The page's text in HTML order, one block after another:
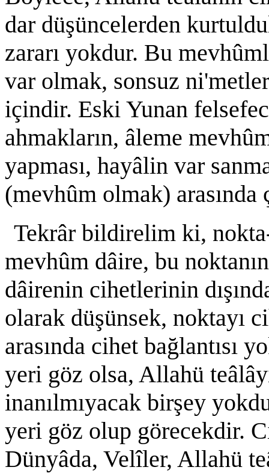
dar düşüncelerden
zararı yokdur. Bu
var olmak, sonsuz
içindir. Eski Yunan
ahmakların, âleme
yapması, hayâlin var
(mevhûm olmak) arasında
Tekrâr bildirelim ki,
mevhûm dâire, bu
dâirenin cihetlerinin
olarak düşünsek, noktayı
arasında cihet bağlantısı
yeri göz olsa, Allahü
inanılmıyacak birşey
yeri göz olup görecekdir.
Dünyâda, Velîler, Allahü